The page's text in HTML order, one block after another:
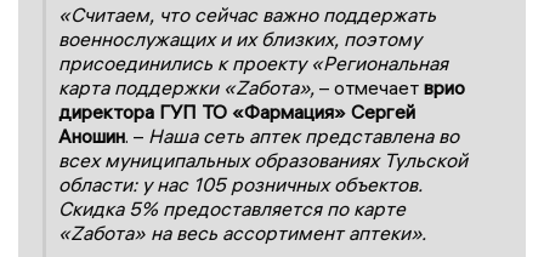
«Считаем, что сейчас важно поддержать
военнослужащих и их близких, поэтому
присоединились к проекту «Региональная
карта поддержки «Zабота», – отмечает врио
директора ГУП ТО «Фармация» Сергей
Аношин. – Наша сеть аптек представлена во
всех муниципальных образованиях Тульской
области: у нас 105 розничных объектов.
Скидка 5% предоставляется по карте
«Zабота» на весь ассортимент аптеки».